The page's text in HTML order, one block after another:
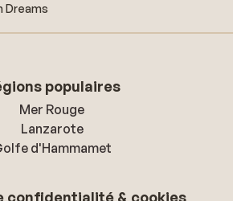
Dreams
populaires
Mer Rouge
Lanzarote
d'Hammamet
confidentialité & cookies